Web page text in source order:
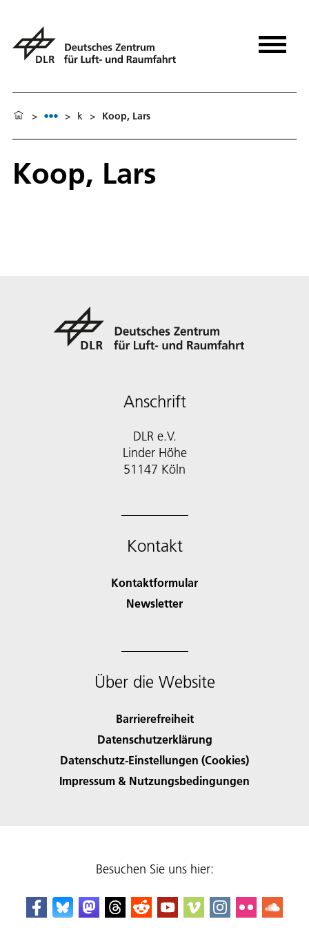
> > k > Koop, Lars
Koop, Lars
Anschrift
DLR e.V.
Linder Höhe
51147 Köln
Kontakt
Kontaktformular
Newsletter
Über die Website
Barrierefreiheit
Datenschutzerklärung
Datenschutz-Einstellungen (Cookies)
Impressum & Nutzungsbedingungen
Besuchen Sie uns hier: